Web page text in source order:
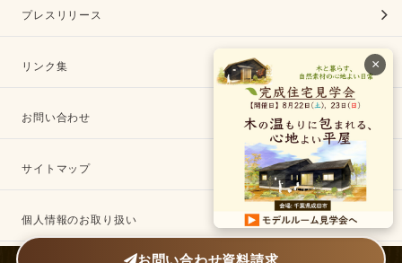
×
プレスリリース
リンク集
お問い合わせ
サイトマップ
個人情報のお取り扱い
お問い合わせ資料請求